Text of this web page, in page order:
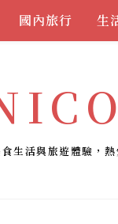
國內旅行 生
生活與旅遊體驗，熱